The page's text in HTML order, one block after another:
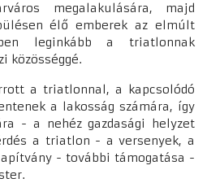
megalakulására, majd
élő emberek az elmúlt
leginkább a triatlonnak
közösséggé.
a triatlonnal, a kapcsolódó
a lakosság számára, így
- a nehéz gazdasági helyzet
a triatlon - a versenyek, a
- további támogatása -